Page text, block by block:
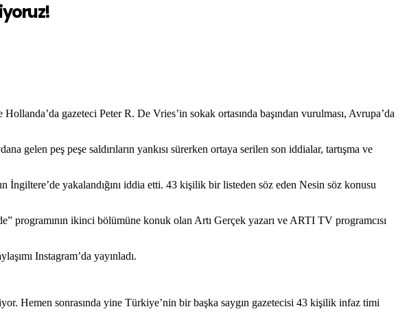
gazeteci Peter R. De Vries’in sokak ortasında başından vurulması, Avrupa’da
peş peşe saldırıların yankısı sürerken ortaya serilen son iddialar, tartışma ve
yakalandığını iddia etti. 43 kişilik bir listeden söz eden Nesin söz konusu
programının ikinci bölümüne konuk olan Artı Gerçek yazarı ve ARTI TV programcısı
Instagram’da yayınladı.
Hemen sonrasında yine Türkiye’nin bir başka saygın gazetecisi 43 kişilik infaz timi